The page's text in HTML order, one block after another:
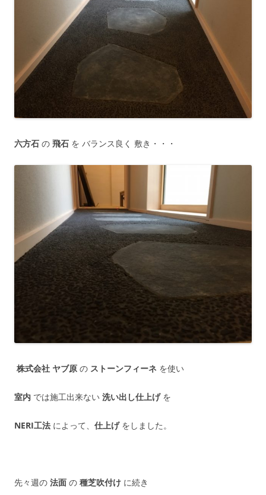
六方石 の 飛石 を バランス良く 敷き・・・
株式会社 ヤブ原 の ストーンフィーネ を使い
室内 では施工出来ない 洗い出し仕上げを
NERI工法 によって、 仕上げをしました。
先々週の 法面 の 種芝吹付け に続き